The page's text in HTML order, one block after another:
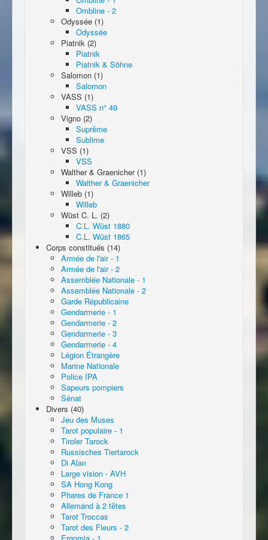
Ombline - 2
Odyssée (1)
Odyssée
Piatnik (2)
Piatnik
Piatnik & Söhne
Salomon (1)
Salomon
VASS (1)
VASS n° 49
Vigno (2)
Suprême
Sublime
VSS (1)
VSS
Walther & Graenicher (1)
Walther & Graenicher
Willeb (1)
Willeb
Wüst C. L. (2)
C.L. Wüst 1880
C.L. Wüst 1865
Corps constitués (14)
Armée de l'air - 1
Armée de l'air - 2
Assemblée Nationale - 1
Assemblée Nationale - 2
Garde Républicaine
Gendarmerie - 1
Gendarmerie - 2
Gendarmerie - 3
Gendarmerie - 4
Légion Étrangère
Marine Nationale
Police IPA
Sapeurs pompiers
Sénat
Divers (40)
Jeu des Muses
Tarot populaire - 1
Tiroler Tarock
Russisches Tiertarock
Di Alan
Large vision - AVH
SA Hong Kong
Phares de France 1
Allemand à 2 têtes
Tarot Troccas
Tarot des Fleurs - 2